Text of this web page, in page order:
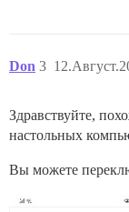
Don 3
Здравствуйте,
настольных
Вы можете